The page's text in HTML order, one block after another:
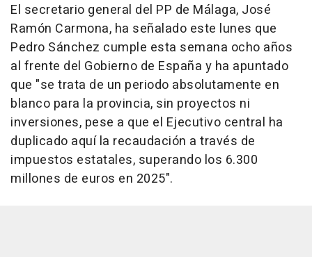
El secretario general del PP de Málaga, José
Ramón Carmona, ha señalado este lunes que
Pedro Sánchez cumple esta semana ocho años
al frente del Gobierno de España y ha apuntado
que "se trata de un periodo absolutamente en
blanco para la provincia, sin proyectos ni
inversiones, pese a que el Ejecutivo central ha
duplicado aquí la recaudación a través de
impuestos estatales, superando los 6.300
millones de euros en 2025".